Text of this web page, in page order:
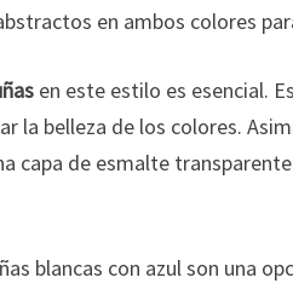
en ambos colores
en este estilo es esencial.
la belleza de los colores.
capa de esmalte
blancas con azul son una